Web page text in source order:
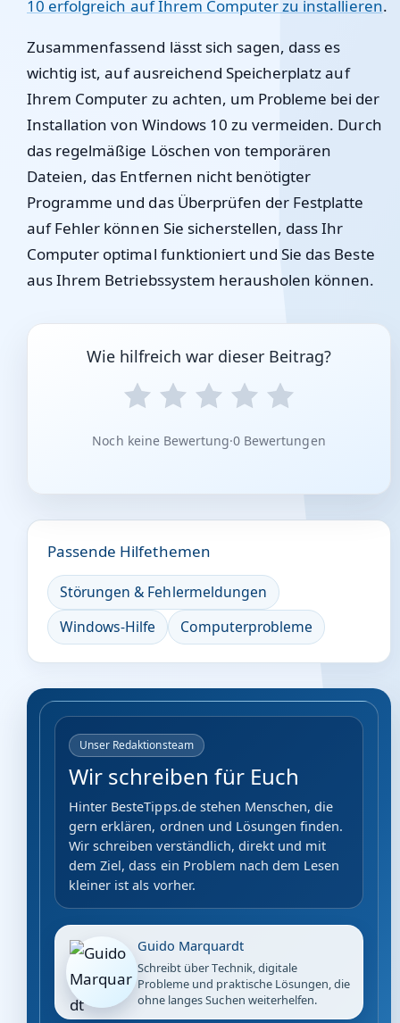
10 erfolgreich auf Ihrem Computer zu installieren.
Zusammenfassend lässt sich sagen, dass es
wichtig ist, auf ausreichend Speicherplatz auf
Ihrem Computer zu achten, um Probleme bei der
Installation von Windows 10 zu vermeiden. Durch
das regelmäßige Löschen von temporären
Dateien, das Entfernen nicht benötigter
Programme und das Überprüfen der Festplatte
auf Fehler können Sie sicherstellen, dass Ihr
Computer optimal funktioniert und Sie das Beste
aus Ihrem Betriebssystem herausholen können.
Wie hilfreich war dieser Beitrag?
Noch keine Bewertung·0 Bewertungen
Passende Hilfethemen
Störungen & Fehlermeldungen
Windows-Hilfe
Computerprobleme
Unser Redaktionsteam
Wir schreiben für Euch
Hinter BesteTipps.de stehen Menschen, die
gern erklären, ordnen und Lösungen finden.
Wir schreiben verständlich, direkt und mit
dem Ziel, dass ein Problem nach dem Lesen
kleiner ist als vorher.
Guido Marquardt
Schreibt über Technik, digitale
Probleme und praktische Lösungen, die
ohne langes Suchen weiterhelfen.